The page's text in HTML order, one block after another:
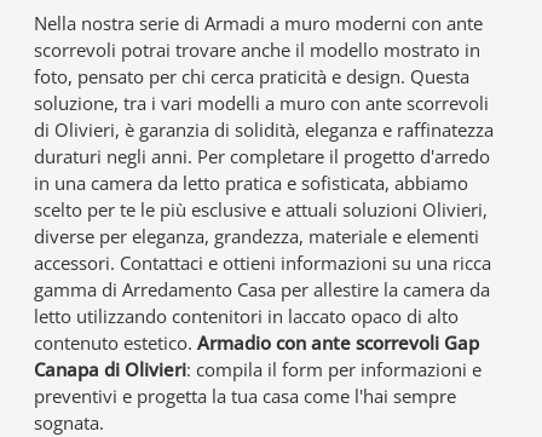
Nella nostra serie di Armadi a muro moderni con ante
scorrevoli potrai trovare anche il modello mostrato in
foto, pensato per chi cerca praticità e design. Questa
soluzione, tra i vari modelli a muro con ante scorrevoli
di Olivieri, è garanzia di solidità, eleganza e raffinatezza
duraturi negli anni. Per completare il progetto d'arredo
in una camera da letto pratica e sofisticata, abbiamo
scelto per te le più esclusive e attuali soluzioni Olivieri,
diverse per eleganza, grandezza, materiale e elementi
accessori. Contattaci e ottieni informazioni su una ricca
gamma di Arredamento Casa per allestire la camera da
letto utilizzando contenitori in laccato opaco di alto
contenuto estetico. Armadio con ante scorrevoli Gap
Canapa di Olivieri: compila il form per informazioni e
preventivi e progetta la tua casa come l'hai sempre
sognata.